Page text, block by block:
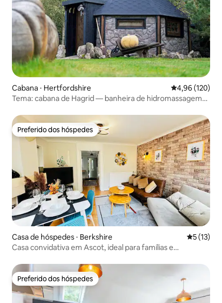
Cabana ⋅ Hertfordshire 4,96 de uma
4,96 (120)
Tema: cabana de Hagrid — banheira de hidromassagem
Preferido dos hóspedes
Preferido dos hóspedes
Casa de hóspedes ⋅ Berkshire 5 de uma
5 (13)
Casa convidativa em Ascot, ideal para famílias e
Preferido dos hóspedes
Preferido dos hóspedes